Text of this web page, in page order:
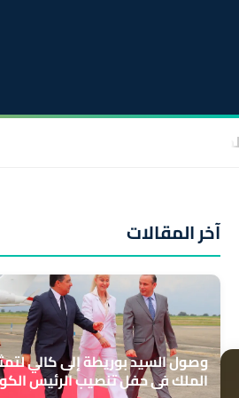
آخر المقالات
وصول السيد بوريطة إلى كالي
الملك في حفل تنصيب الرئيس